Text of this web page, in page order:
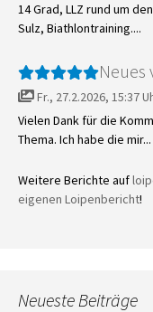
14 Grad, LLZ rund um
Sulz, Biathlontraining....
Neues
Fr., 27.2.2026, 15:37
Vielen Dank für die
Thema. Ich habe die mir...
Weitere Berichte auf
eigenen Loipenbericht!
Neueste Beiträge